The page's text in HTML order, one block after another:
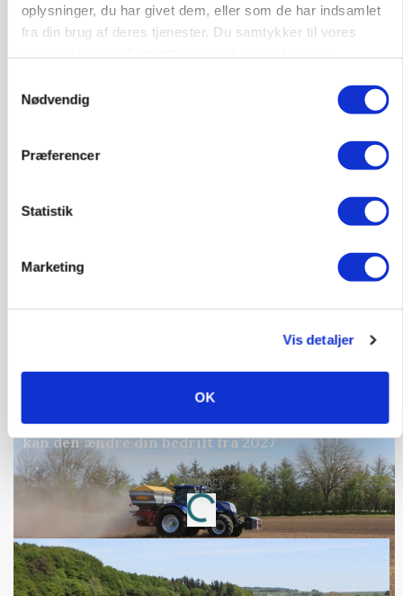
oplysninger, du har givet dem, eller som de har indsamlet
fra din brug af deres tjenester. Du samtykker til vores
Nødvendig
Præferencer
Statistik
Marketing
Vis detaljer
OK
Annonce
protestgruppe vil demonstrere mod ny
Annonce
Folketinget behandler ny gødskningslov: Sådan
kan den ændre din bedrift fra 2027
Annonce
Loading...